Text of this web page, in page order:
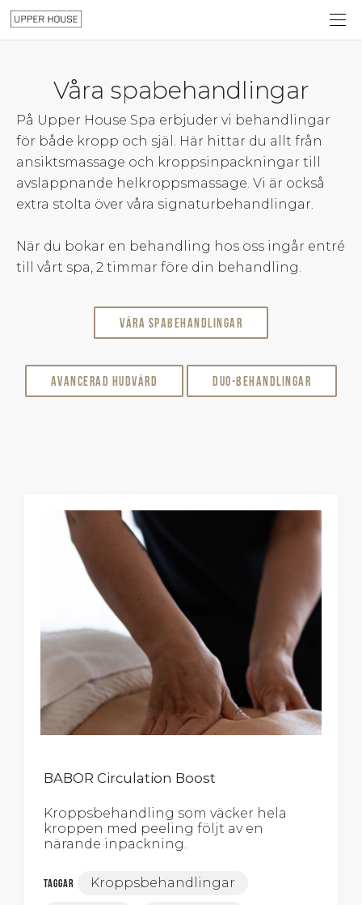
Våra spabehandlingar
På Upper House Spa erbjuder vi behandlingar
för både kropp och själ. Här hittar du allt från
ansiktsmassage och kroppsinpackningar till
avslappnande helkroppsmassage. Vi är också
extra stolta över våra signaturbehandlingar.
När du bokar en behandling hos oss ingår entré
till vårt spa, 2 timmar före din behandling.
Våra spabehandlingar
Avancerad Hudvård DUO-behandlingar
BABOR Circulation Boost
Kroppsbehandling som väcker hela
kroppen med peeling följt av en
närande inpackning.
Taggar
Kroppsbehandlingar